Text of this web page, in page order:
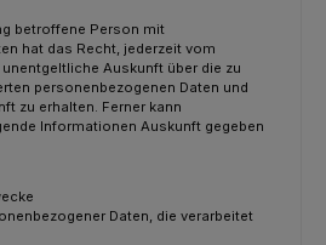
betroffene Person mit
hat das Recht, jederzeit vom
Auskunft über die zu
personenbezogenen Daten und
zu erhalten. Ferner kann
Informationen Auskunft gegeben
Daten, die verarbeitet